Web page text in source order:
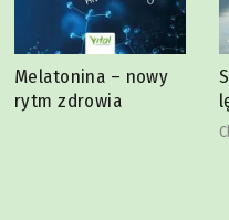
Spokojnie, to tylko
lęk